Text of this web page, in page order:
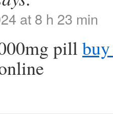
at 8 h 23 min
pill